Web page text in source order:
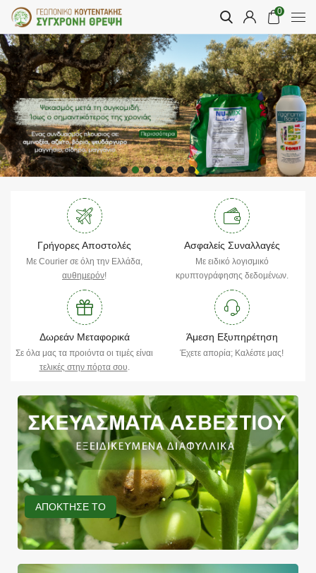
0
Γρήγορες Αποστολές
Με Courier σε όλη την Ελλάδα,
αυθημερόν!
Ασφαλείς Συναλλαγές
Με ειδικό λογισμικό
κρυπτογράφησης δεδομένων.
Δωρεάν Μεταφορικά
Σε όλα μας τα προιόντα οι τιμές είναι
τελικές στην πόρτα σου.
Άμεση Εξυπηρέτηση
Έχετε απορία; Καλέστε μας!
ΑΠΟΚΤΗΣΕ ΤΟ